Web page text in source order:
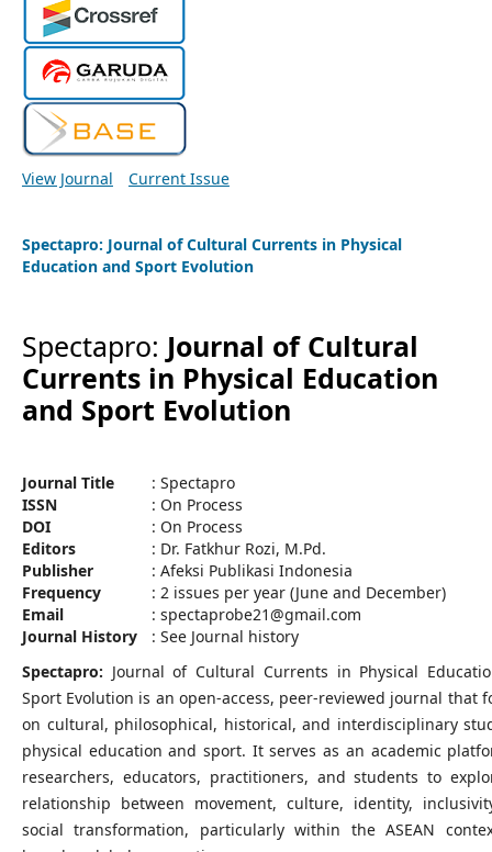
View Journal Current Issue
Spectapro: Journal of Cultural Currents in Physical
Education and Sport Evolution
Spectapro: Journal of Cultural
Currents in Physical Education
and Sport Evolution
Journal Title
: Spectapro
ISSN
: On Process
DOI
: On Process
Editors
: Dr. Fatkhur Rozi, M.Pd.
Publisher
: Afeksi Publikasi Indonesia
Frequency
: 2 issues per year (June and December)
Email
: spectaprobe21@gmail.com
Journal History
: See Journal history
Spectapro: Journal of Cultural Currents in Physical
Sport Evolution is an open-access, peer-reviewed journal that
on cultural, philosophical, historical, and interdisciplinary
physical education and sport. It serves as an academic
researchers, educators, practitioners, and students to
relationship between movement, culture, identity,
social transformation, particularly within the ASEAN